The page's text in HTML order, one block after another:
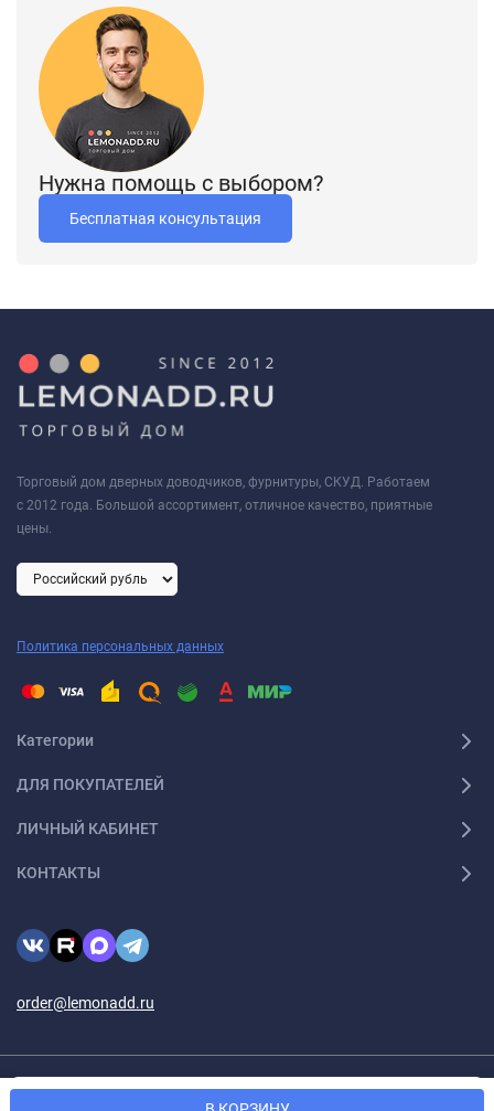
Нужна помощь с выбором?
Бесплатная консультация
Торговый дом дверных доводчиков, фурнитуры, СКУД. Работаем
с 2012 года. Большой ассортимент, отличное качество, приятные
цены.
Политика персональных данных
Категории
ДЛЯ ПОКУПАТЕЛЕЙ
ЛИЧНЫЙ КАБИНЕТ
КОНТАКТЫ
order@lemonadd.ru